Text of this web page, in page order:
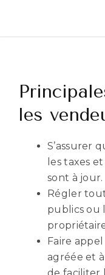
les
S’assurer
les taxes
sont à jour.
Régler
publics ou
Faire
agréée et